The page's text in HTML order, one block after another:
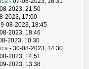
2023, 21:50
2023, 17:00
08-2023, 18:45
2023, 18:46
2023, 10:30
- 30-08-2023, 14:30
2023, 14:51
2023, 13:38